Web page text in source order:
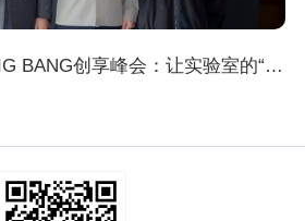
杉海创新在欧莱雅BIG BANG创享峰会：让实验室的“不可能”成为全球消费者的卓越产品